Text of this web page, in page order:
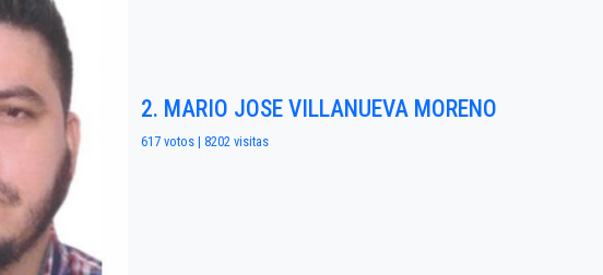
2. MARIO JOSE VILLANUEVA MORENO
617 votos | 8202 visitas